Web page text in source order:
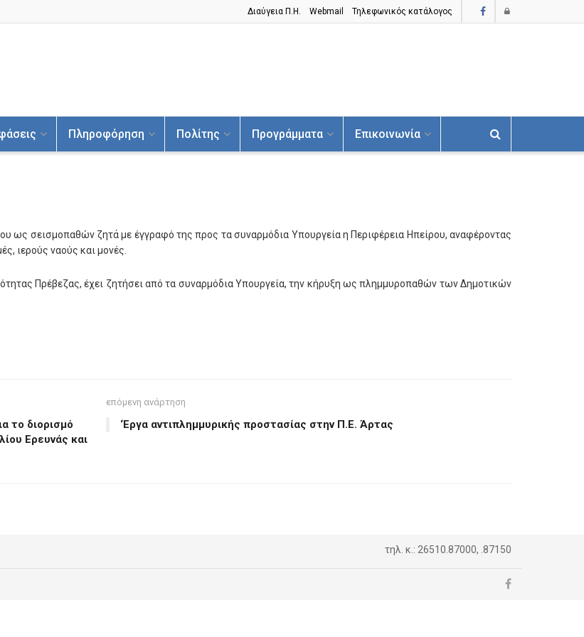
Διαύγεια Π.H. Webmail Τηλεφωνικός κατάλογος
Πληροφόρηση Πολίτης Προγράμματα Επικοινωνία
ως σεισμοπαθών ζητά με έγγραφό της προς τα συναρμόδια Υπουργεία η Περιφέρεια Ηπείρου, αναφέροντας
ιερούς ναούς και μονές.
Πρέβεζας, έχει ζητήσει από τα συναρμόδια Υπουργεία, την κήρυξη ως πλημμυροπαθών των Δημοτικών
το διορισμό
Ερευνάς και
επόμενη ανάρτηση
‘Εργα αντιπλημμυρικής προστασίας στην Π.Ε. Άρτας
τηλ. κ.: 26510.87000, .87150